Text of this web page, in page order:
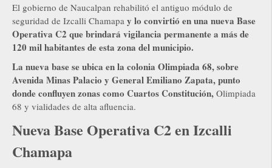
El gobierno de Naucalpan rehabilitó el antiguo módulo de
seguridad de Izcalli Chamapa y lo convirtió en una nueva Base
Operativa C2 que brindará vigilancia permanente a más de
120 mil habitantes de esta zona del municipio.
La nueva base se ubica en la colonia Olimpiada 68, sobre
Avenida Minas Palacio y General Emiliano Zapata, punto
donde confluyen zonas como Cuartos Constitución, Olimpiada
68 y vialidades de alta afluencia.
Nueva Base Operativa C2 en Izcalli
Chamapa